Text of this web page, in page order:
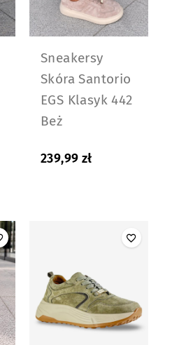
Sneakersy
Skóra Santorio
EGS Klasyk 442
Beż
239,99 zł